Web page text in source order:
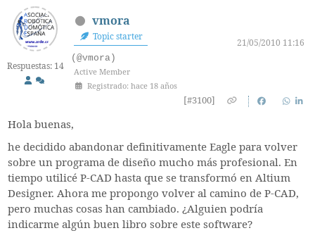
Respuestas: 14
vmora
Topic starter
21/05/2010 11:16
(@vmora)
Active Member
Registrado: hace 18 años
[#3100]
Hola buenas,
he decidido abandonar definitivamente Eagle para volver
sobre un programa de diseño mucho más profesional. En
tiempo utilicé P-CAD hasta que se transformó en Altium
Designer. Ahora me propongo volver al camino de P-CAD,
pero muchas cosas han cambiado. ¿Alguien podría
indicarme algún buen libro sobre este software?